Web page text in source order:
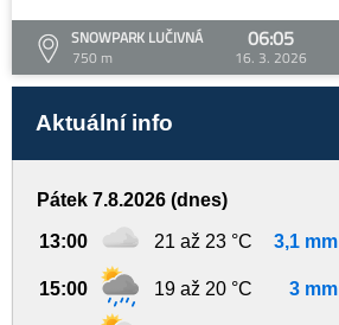
SNOWPARK LUČIVNÁ
750 m
06:05
16. 3. 2026
Aktuální info
Pátek 7.8.2026 (dnes)
13:00 21 až 23 °C 3,1 mm
15:00 19 až 20 °C 3 mm